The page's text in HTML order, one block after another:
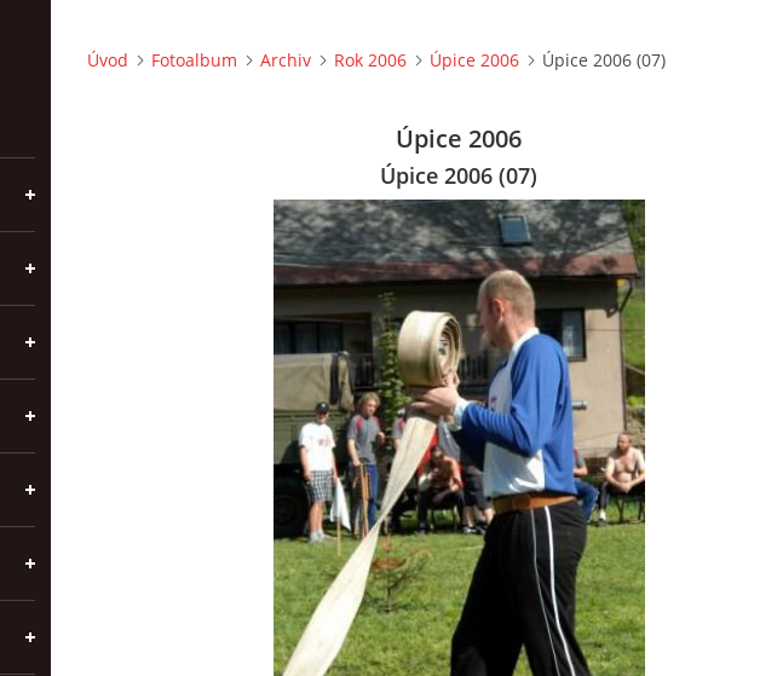
Úvod Fotoalbum Archiv Rok 2006 Úpice 2006 Úpice 2006 (07)
Úpice 2006
Úpice 2006 (07)